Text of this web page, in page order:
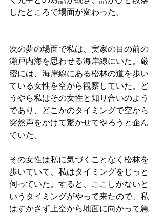
したところで場面が変わった。
次の夢の場面で私は、実家の目の前の
瀬戸内海を思わせる海岸線にいた。厳
密には、海岸線にある松林の道を歩い
ている女性を空から観察していた。ど
うやら私はその女性と知り合いのよう
であり、どこかのタイミングで空から
突然声をかけて驚かせてやろうと企ん
でいた。
その女性は私に気づくことなく松林を
歩いていて、私はタイミングをじっと
伺っていた。すると、ここしかないと
いうタイミングがやって来たので、私
はすかさず上空から地面に向かって急